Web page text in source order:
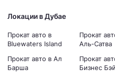
Локации в Дубае
Прокат авто в
Bluewaters Island
Прокат авто в Ал
Барша
Прокат
Аль-Сатва
Прокат
Бизнес Бэй